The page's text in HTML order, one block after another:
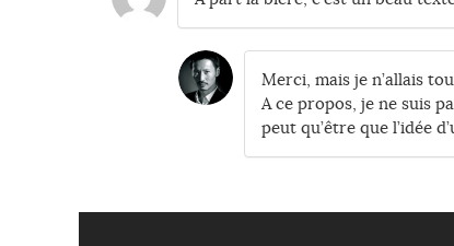
Merci, mais je n’allais
A ce propos, je ne suis
peut qu’être que l’idée